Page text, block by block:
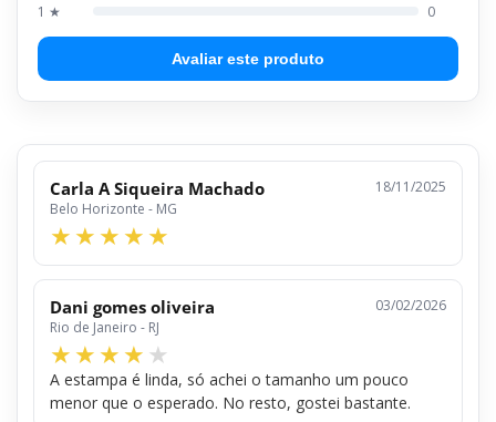
1 ★
0
Avaliar este produto
Carla A Siqueira Machado
Belo Horizonte - MG
18/11/2025
Dani gomes oliveira
Rio de Janeiro - RJ
03/02/2026
A estampa é linda, só achei o tamanho um pouco
menor que o esperado. No resto, gostei bastante.